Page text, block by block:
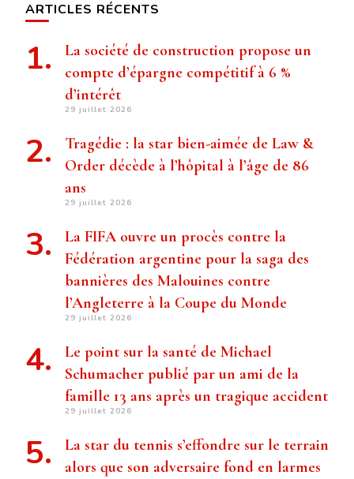
ARTICLES RÉCENTS
La société de construction propose un
compte d’épargne compétitif à 6 %
d’intérêt
29 juillet 2026
Tragédie : la star bien-aimée de Law &
Order décède à l’hôpital à l’âge de 86
ans
29 juillet 2026
La FIFA ouvre un procès contre la
Fédération argentine pour la saga des
bannières des Malouines contre
l’Angleterre à la Coupe du Monde
29 juillet 2026
Le point sur la santé de Michael
Schumacher publié par un ami de la
famille 13 ans après un tragique accident
29 juillet 2026
La star du tennis s’effondre sur le terrain
alors que son adversaire fond en larmes